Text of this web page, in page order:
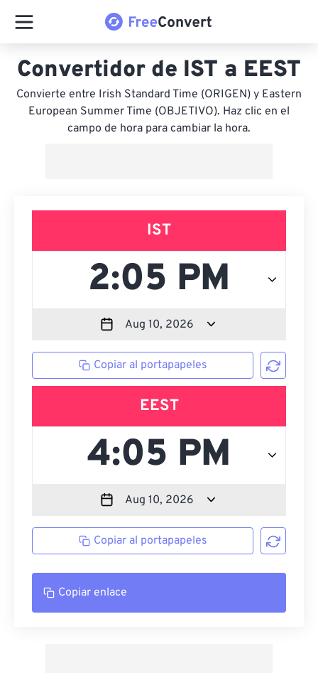
Convertidor de IST a EEST
Convierte entre Irish Standard Time (ORIGEN) y Eastern
European Summer Time (OBJETIVO). Haz clic en el
campo de hora para cambiar la hora.
IST
Copiar al portapapeles
EEST
Copiar al portapapeles
Copiar enlace